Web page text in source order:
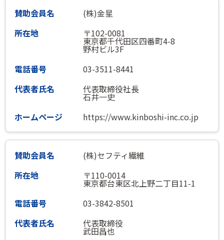
(株)金星
〒102-0081
東京都千代田区四番町4-8
野村ビル3F
03-3511-8441
代表取締役社長
石井一史
https://www.kinboshi-inc.co.jp
(株)セフティ繊維
〒110-0014
東京都台東区北上野二丁目11-1
03-3842-8501
代表取締役
武田昌也